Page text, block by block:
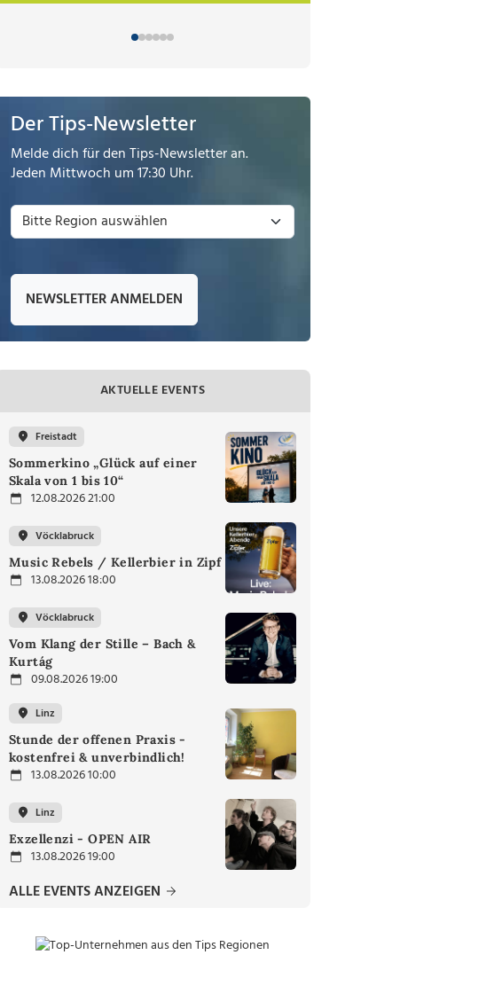
Der Tips-Newsletter
Melde dich für den Tips-Newsletter an.
Jeden Mittwoch um 17:30 Uhr.
NEWSLETTER ANMELDEN
AKTUELLE EVENTS
Freistadt
Sommerkino „Glück auf einer
Skala von 1 bis 10“
12.08.2026 21:00
Vöcklabruck
Music Rebels / Kellerbier in Zipf
13.08.2026 18:00
Vöcklabruck
Vom Klang der Stille – Bach &
Kurtág
09.08.2026 19:00
Linz
Stunde der offenen Praxis -
kostenfrei & unverbindlich!
13.08.2026 10:00
Linz
Exzellenzi - OPEN AIR
13.08.2026 19:00
ALLE EVENTS ANZEIGEN